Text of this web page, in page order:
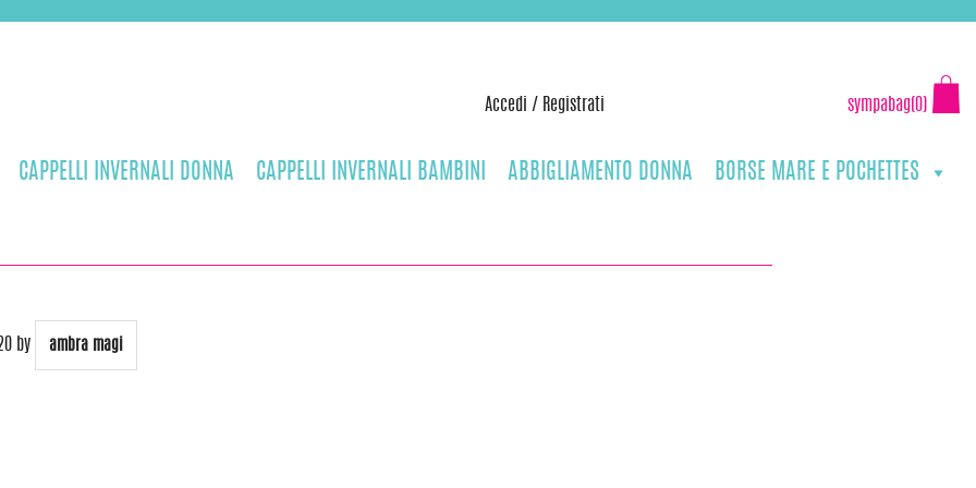
Accedi / Registrati sympabag(0)
CAPPELLI INVERNALI DONNA CAPPELLI INVERNALI BAMBINI ABBIGLIAMENTO DONNA BORSE MARE E POCHETTES
by ambra magi